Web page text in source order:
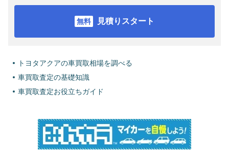
見積りスタート
トヨタアクアの車買取相場を調べる
車買取査定の基礎知識
車買取査定お役立ちガイド